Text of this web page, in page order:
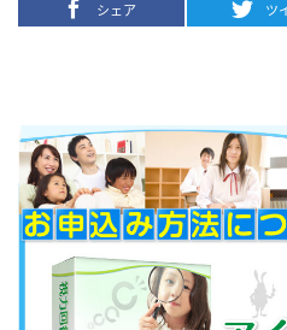
シェア ツ